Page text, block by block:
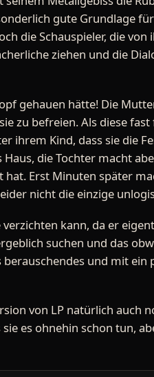
gute Grundlage
die Schauspieler, die
ziehen und die
gehauen hätte! Die
zu befreien. Als diese
ihrem Kind, dass sie die
die Tochter macht
Erst Minuten später
nicht die einzige
kann, da er
suchen und das
und mit ein
von LP natürlich auch
es ohnehin schon tun,